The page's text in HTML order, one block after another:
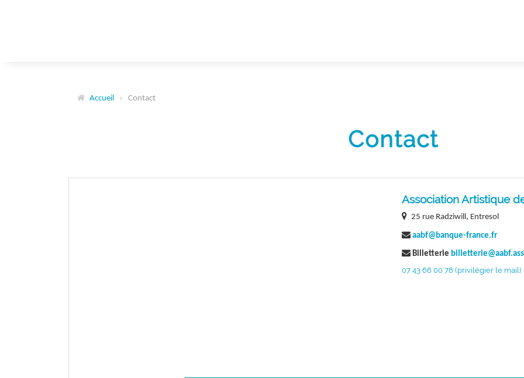
Accueil Contact
Contact
Association Artistique
 25 rue Radziwill, Entresol
 aabf@banque-france.fr
 Billetterie billetterie@a
07 43 66 00 78 (privilégier le mail)